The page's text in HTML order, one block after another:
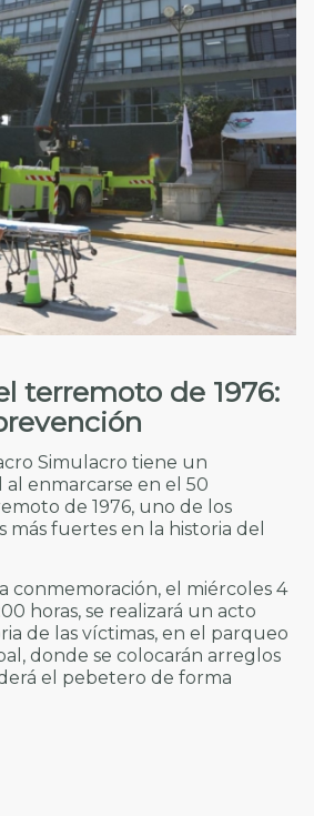
terremoto de 1976:
Simulacro tiene un
al enmarcarse en el 50
de 1976, uno de los
más fuertes en la historia del
conmemoración, el miércoles 4
horas, se realizará un acto
de las víctimas, en el parqueo
donde se colocarán arreglos
el pebetero de forma